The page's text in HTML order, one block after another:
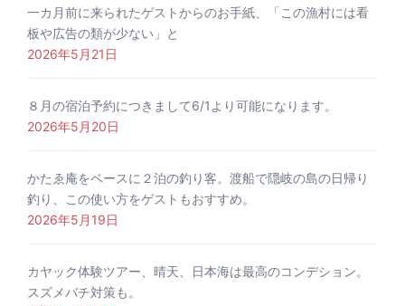
一カ月前に来られたゲストからのお手紙、「この漁村には看
板や広告の類が少ない」と
2026年5月21日
８月の宿泊予約につきまして6/1より可能になります。
2026年5月20日
かたゑ庵をベースに２泊の釣り客。渡船で隠岐の島の日帰り
釣り、この使い方をゲストもおすすめ。
2026年5月19日
カヤック体験ツアー、晴天、日本海は最高のコンデション。
スズメバチ対策も。